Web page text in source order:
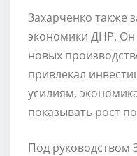
Захарченко также
экономики ДНР.
новых
привлекал
усилиям,
показывать рост
Под руководством